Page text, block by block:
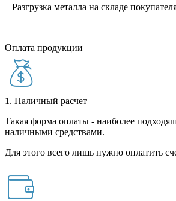
– Разгрузка металла на складе
Оплата продукции
1. Наличный расчет
Такая форма оплаты - наиболее
наличными средствами.
Для этого всего лишь нужно оплатить